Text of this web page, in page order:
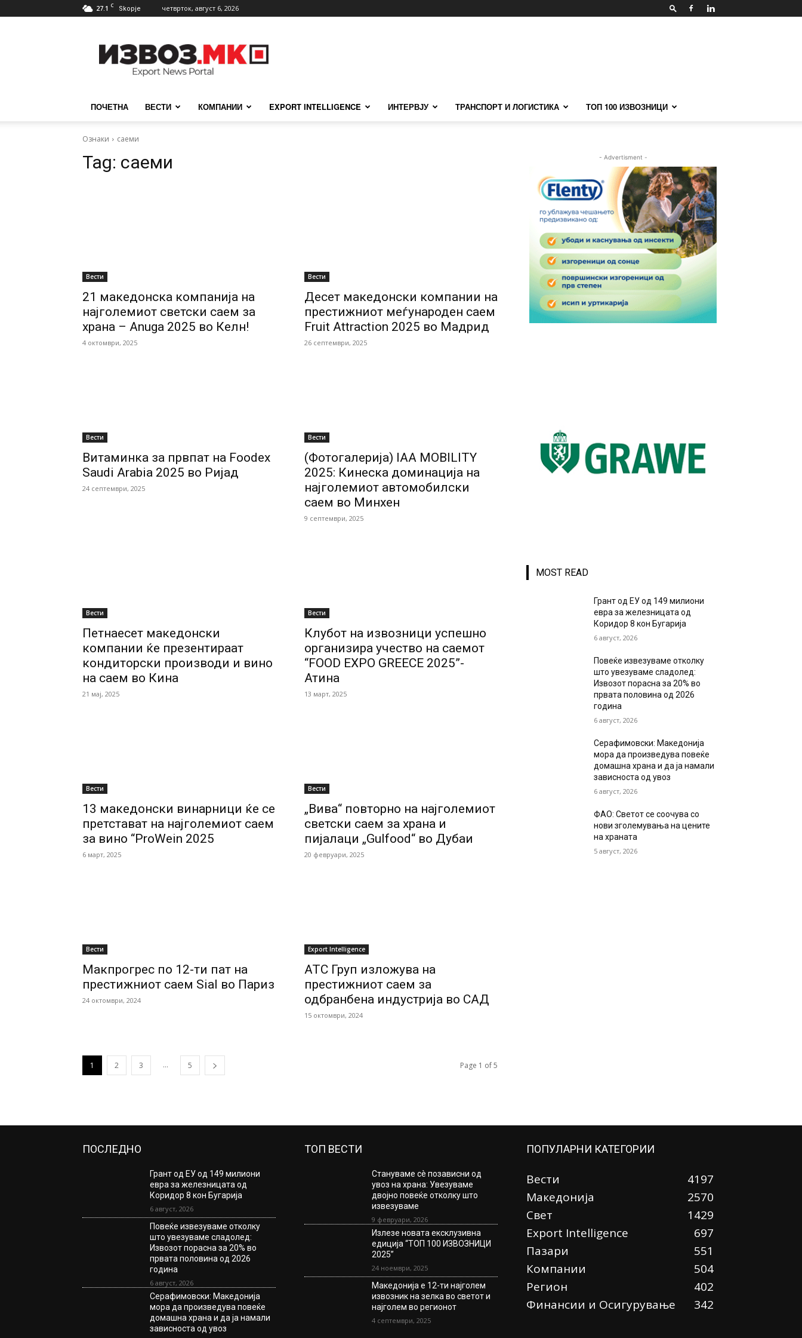
27.1 C Skopje четврток, август 6, 2026
ПОЧЕТНА ВЕСТИ КОМПАНИИ EXPORT INTELLIGENCE ИНТЕРВЈУ ТРАНСПОРТ И ЛОГИСТИКА ТОП 100 ИЗВОЗНИЦИ
Ознаки саеми
Tag: саеми
Вести
21 македонска компанија на
најголемиот светски саем за
храна – Anuga 2025 во Келн!
4 октомври, 2025
Вести
Десет македонски компании на
престижниот меѓународен саем
Fruit Attraction 2025 во Мадрид
26 септември, 2025
Вести
Витаминка за првпат на Foodex
Saudi Arabia 2025 во Ријад
24 септември, 2025
Вести
(Фотогалерија) IAA MOBILITY
2025: Кинеска доминација на
најголемиот автомобилски
саем во Минхен
9 септември, 2025
Вести
Петнаесет македонски
компании ќе презентираат
кондиторски производи и вино
на саем во Кина
21 мај, 2025
Вести
Клубот на извозници успешно
организира учество на саемот
“FOOD EXPO GREECE 2025”-
Атина
13 март, 2025
Вести
13 македонски винарници ќе се
претстават на најголемиот саем
за вино “ProWein 2025
6 март, 2025
Вести
„Вива“ повторно на најголемиот
светски саем за храна и
пијалаци „Gulfood“ во Дубаи
20 февруари, 2025
Вести
Макпрогрес по 12-ти пат на
престижниот саем Sial во Париз
24 октомври, 2024
Еxport Intelligence
АТС Груп изложува на
престижниот саем за
одбранбена индустрија во САД
15 октомври, 2024
1 2 3 ... 5 Page 1 of 5
- Advertisment -
MOST READ
Грант од ЕУ од 149 милиони
евра за железницата од
Коридор 8 кон Бугарија
6 август, 2026
Повеќе извезуваме отколку
што увезуваме сладолед:
Извозот порасна за 20% во
првата половина од 2026
година
6 август, 2026
Серафимовски: Македонија
мора да произведува повеќе
домашна храна и да ја намали
зависноста од увоз
6 август, 2026
ФАО: Светот се соочува со
нови зголемувања на цените
на храната
5 август, 2026
ПОСЛЕДНО
Грант од ЕУ од 149 милиони
евра за железницата од
Коридор 8 кон Бугарија
6 август, 2026
Повеќе извезуваме отколку
што увезуваме сладолед:
Извозот порасна за 20% во
првата половина од 2026
година
6 август, 2026
Серафимовски: Македонија
мора да произведува повеќе
домашна храна и да ја намали
зависноста од увоз
ТОП ВЕСТИ
Стануваме сè позависни од
увоз на храна: Увезуваме
двојно повеќе отколку што
извезуваме
9 февруари, 2026
Излезе новата ексклузивна
едиција “ТОП 100 ИЗВОЗНИЦИ
2025”
24 ноември, 2025
Македонија е 12-ти најголем
извозник на зелка во светот и
најголем во регионот
4 септември, 2025
ПОПУЛАРНИ КАТЕГОРИИ
Вести
4197
Македонија
2570
Свет
1429
Еxport Intelligence
697
Пазари
551
Компании
504
Регион
402
Финансии и Осигурување
342